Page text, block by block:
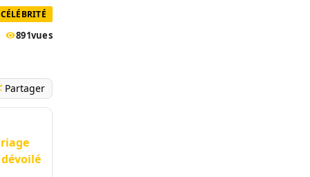
CÉLÉBRITÉ
891vues
Partager